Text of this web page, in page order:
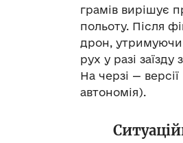
грамів вирішує
польоту. Після
дрон, утримуючи
рух у разі
На черзі —
автономія).